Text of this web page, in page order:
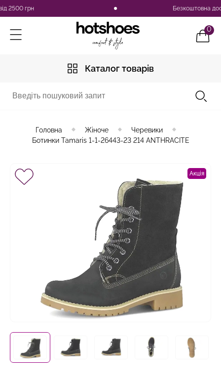
грн Безкоштовна
0
Каталог товарів
Головна Жіноче
Черевики
Ботинки Tamaris 1-1-26443-23 214 ANTHRACITE
Акція